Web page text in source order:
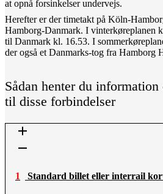
at opnå forsinkelser undervejs.
Herefter er der timetakt på Köln-
Hamborg-Danmark. I vinterkøreplanen
til Danmark kl. 16.53. I
der også et Danmarks-tog fra Hamborg
Sådan henter du
til disse forbindelser
1 Standard billet eller interrail